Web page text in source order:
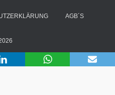
AGB´S